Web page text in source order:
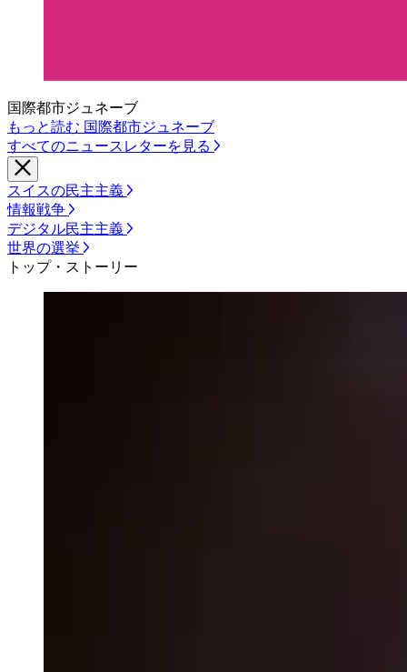
国際都市ジュネーブ
もっと読む 国際都市ジュネーブ
すべてのニュースレターを見る
スイスの民主主義
情報戦争
デジタル民主主義
世界の選挙
トップ・ストーリー